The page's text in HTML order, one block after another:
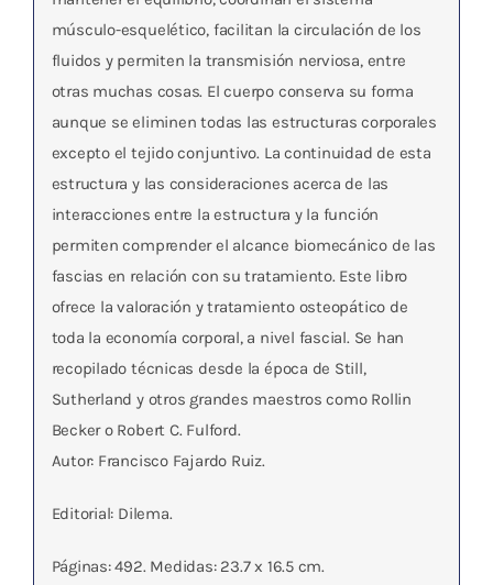
músculo-esquelético, facilitan la circulación de los
fluidos y permiten la transmisión nerviosa, entre
otras muchas cosas. El cuerpo conserva su forma
aunque se eliminen todas las estructuras corporales
excepto el tejido conjuntivo. La continuidad de esta
estructura y las consideraciones acerca de las
interacciones entre la estructura y la función
permiten comprender el alcance biomecánico de las
fascias en relación con su tratamiento. Este libro
ofrece la valoración y tratamiento osteopático de
toda la economía corporal, a nivel fascial. Se han
recopilado técnicas desde la época de Still,
Sutherland y otros grandes maestros como Rollin
Becker o Robert C. Fulford.
Autor: Francisco Fajardo Ruiz.
Editorial: Dilema.
Páginas: 492. Medidas: 23.7 x 16.5 cm.